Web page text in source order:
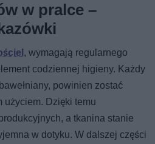
w pralce –
, wymagają regularnego
codziennej higieny. Każdy
powinien zostać
użyciem. Dzięki temu
a tkanina stanie
w dotyku. W dalszej części